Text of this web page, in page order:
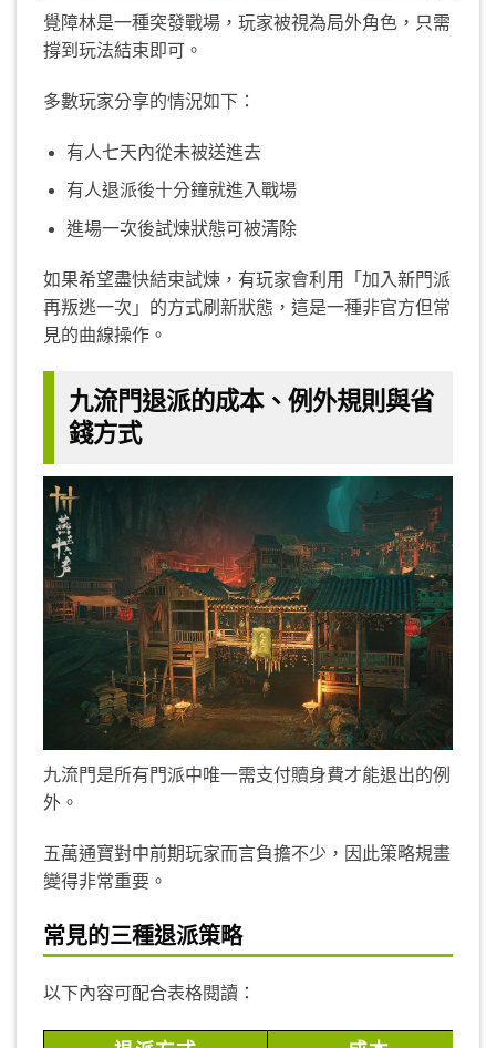
覺障林是一種突發戰場，玩家被視為局外角色，只需
撐到玩法結束即可。
多數玩家分享的情況如下：
有人七天內從未被送進去
有人退派後十分鐘就進入戰場
進場一次後試煉狀態可被清除
如果希望盡快結束試煉，有玩家會利用「加入新門派
再叛逃一次」的方式刷新狀態，這是一種非官方但常
見的曲線操作。
九流門退派的成本、例外規則與省
錢方式
九流門是所有門派中唯一需支付贖身費才能退出的例
外。
五萬通寶對中前期玩家而言負擔不少，因此策略規畫
變得非常重要。
常見的三種退派策略
以下內容可配合表格閱讀：